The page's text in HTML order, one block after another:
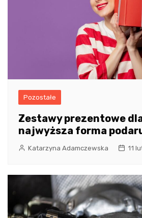
Pozostałe
Zestawy prezentowe
najwyższa forma
Katarzyna Adamczewska 11